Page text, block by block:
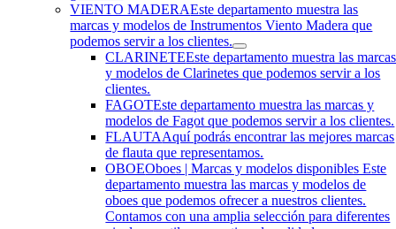
VIENTO MADERAEste departamento muestra las
marcas y modelos de Instrumentos Viento Madera que
podemos servir a los clientes.
CLARINETEEste departamento muestra las marcas
y modelos de Clarinetes que podemos servir a los
clientes.
FAGOTEste departamento muestra las marcas y
modelos de Fagot que podemos servir a los clientes.
FLAUTAAquí podrás encontrar las mejores marcas
de flauta que representamos.
OBOEOboes | Marcas y modelos disponibles Este
departamento muestra las marcas y modelos de
oboes que podemos ofrecer a nuestros clientes.
Contamos con una amplia selección para diferentes